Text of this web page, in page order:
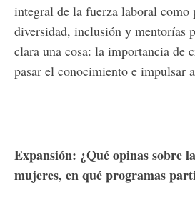
integral de la fuerza laboral como
diversidad, inclusión y mentorías
clara una cosa: la importancia de
pasar el conocimiento e impulsar
Expansión: ¿Qué opinas sobre
mujeres, en qué programas